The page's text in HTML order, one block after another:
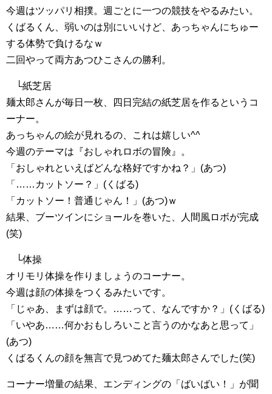
今週はツッパリ相撲。週ごとに一つの競技をやるみたい。
くばるくん、弱いのは別にいいけど、あっちゃんにちゅー
する体勢で負けるなｗ
二回やって両方あつひこさんの勝利。
└紙芝居
麺太郎さんが毎日一枚、四日完結の紙芝居を作るというコ
ーナー。
あっちゃんの絵が見れるの、これは嬉しい^^
今週のテーマは『おしゃれロボの冒険』。
「おしゃれといえばどんな格好ですかね？」(あつ)
「……カットソー？」(くばる)
「カットソー！普通じゃん！」(あつ)ｗ
結果、ブーツインにショールを巻いた、人間風ロボが完成
(笑)
└体操
オリモリ体操を作りましょうのコーナー。
今週は顔の体操をつくるみたいです。
「じゃあ、まずは顔で。……って、なんですか？」(くばる)
「いやあ……何かおもしろいこと言うのかなあと思って」
(あつ)
くばるくんの顔を無言で見つめてた麺太郎さんでした(笑)
コーナー増量の結果、エンディングの「ばいばい！」が聞